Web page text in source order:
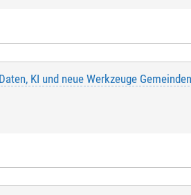
KI und neue Werkzeuge